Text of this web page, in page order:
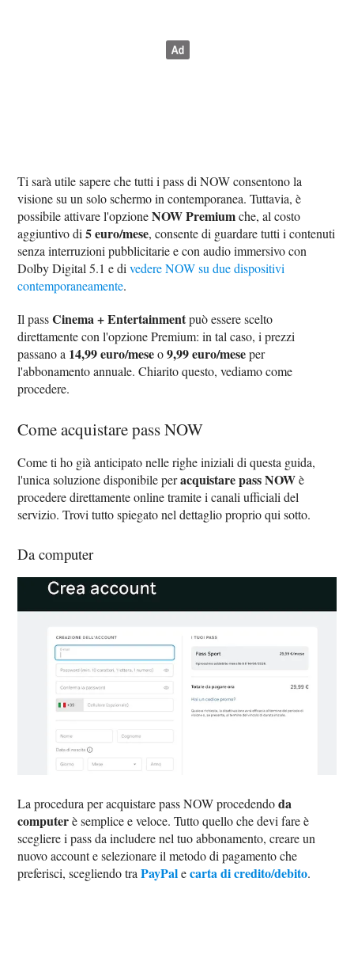
Ti sarà utile sapere che tutti i pass di NOW consentono la
visione su un solo schermo in contemporanea. Tuttavia, è
possibile attivare l'opzioneNOW Premiumche, al costo
aggiuntivo di5 euro/mese, consente di guardare tutti i contenuti
senza interruzioni pubblicitarie e con audio immersivo con
Dolby Digital 5.1 e divedere NOW su due dispositivi
contemporaneamente.
Il passCinema + Entertainmentpuò essere scelto
direttamente con l'opzione Premium: in tal caso, i prezzi
passano a 14,99 euro/meseo9,99 euro/meseper
l'abbonamento annuale. Chiarito questo, vediamo come
procedere.
Come acquistare pass NOW
Come ti ho già anticipato nelle righe iniziali di questa guida,
l'unica soluzione disponibile peracquistare pass NOWè
procedere direttamente online tramite i canali ufficiali del
servizio. Trovi tutto spiegato nel dettaglio proprio qui sotto.
Da computer
La procedura per acquistare pass NOW procedendoda
computerè semplice e veloce. Tutto quello che devi fare è
scegliere i pass da includere nel tuo abbonamento, creare un
nuovo account e selezionare il metodo di pagamento che
preferisci, scegliendo traPayPalecarta di credito/debito.